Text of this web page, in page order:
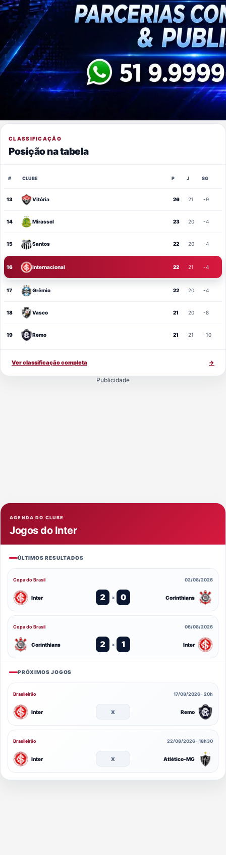
CLASSIFICAÇÃO
Posição na tabela
# CLUBE P J SG
13 Vitória 26 21 -9
14 Mirassol 23 20 -4
15 Santos 22 20 -4
16 Internacional 22 21 -4
17 Grêmio 22 20 -4
18 Vasco 21 20 -8
19 Remo 21 21 -10
Ver classificação completa →
Publicidade
AGENDA DO CLUBE
Jogos do Inter
ÚLTIMOS RESULTADOS
Copa do Brasil 02/08/2026
Inter 2 x 0 Corinthians
Copa do Brasil 06/08/2026
Corinthians 2 x 1 Inter
PRÓXIMOS JOGOS
Brasileirão 17/08/2026 · 20h
Inter x Remo
Brasileirão 22/08/2026 · 18h30
Inter x Atlético-MG